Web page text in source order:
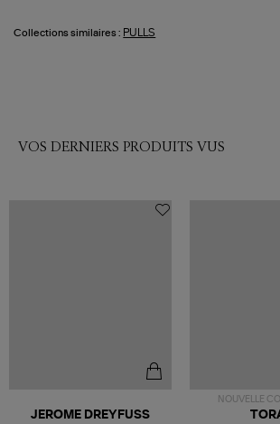
Collections similaires : PULLS
VOS DERNIERS PRODUITS VUS
JEROME DREYFUSS
NOUVELLE